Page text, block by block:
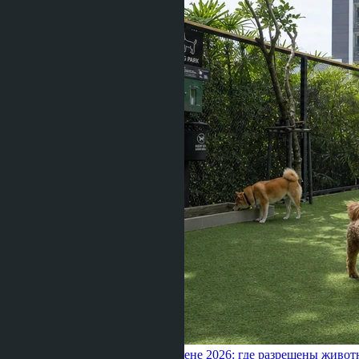
Центральной Паттайе и Джомтьене 2026: где разрешены